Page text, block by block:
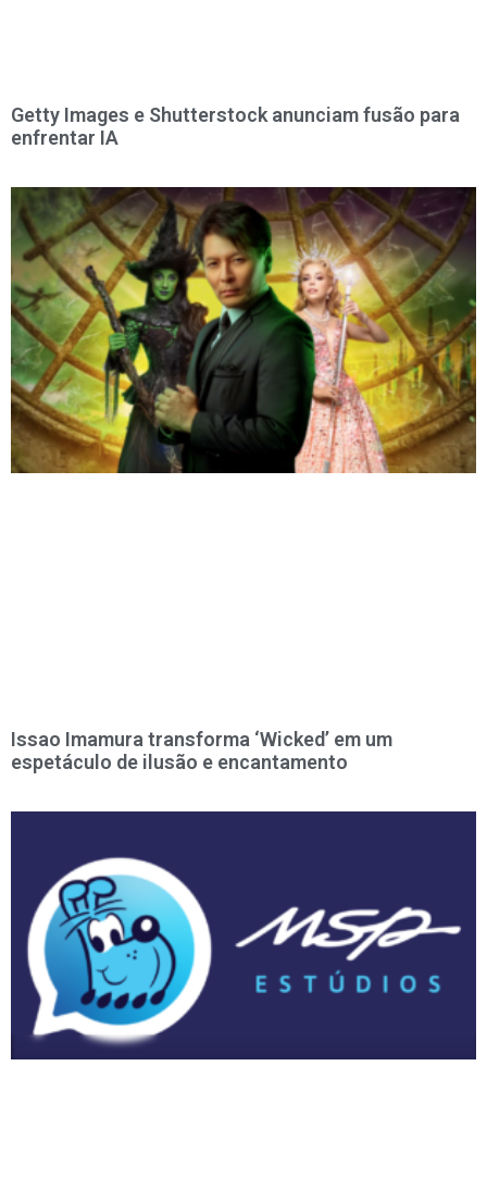
Getty Images e Shutterstock anunciam fusão para
enfrentar IA
Issao Imamura transforma ‘Wicked’ em um
espetáculo de ilusão e encantamento